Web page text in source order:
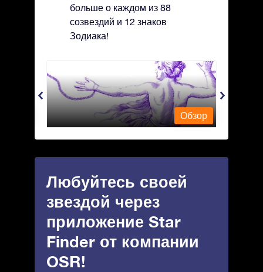
больше о каждом из 88
созвездий и 12 знаков
Зодиака!
Andromeda - Андромеда
Обзор
Любуйтесь своей
звездой через
приложение Star
Finder от компании
OSR!